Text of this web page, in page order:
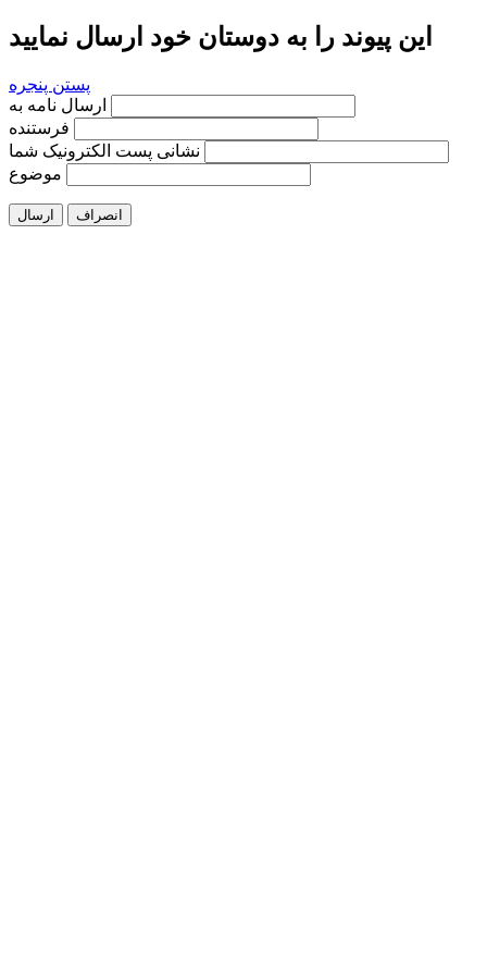
این پیوند را به دوستان خود ارسال نمایید
پستن پنجره
فرستنده
نشانی پست الکترونیک شما
موضوع
ارسال انصراف